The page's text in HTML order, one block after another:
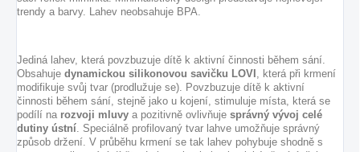
trendy a barvy. Lahev neobsahuje BPA.
Jediná lahev, která povzbuzuje dítě k aktivní činnosti během sání.
Obsahuje dynamickou silikonovou savičku LOVI
, která při krmení
modifikuje svůj tvar (prodlužuje se). Povzbuzuje dítě k aktivní
činnosti během sání, stejně jako u kojení, stimuluje místa, která se
podílí na rozvoji mluvy a pozitivně ovlivňuje správný vývoj celé
dutiny ústní . Speciálně profilovaný tvar lahve umožňuje správný
způsob držení. V průběhu krmení se tak lahev pohybuje shodně s